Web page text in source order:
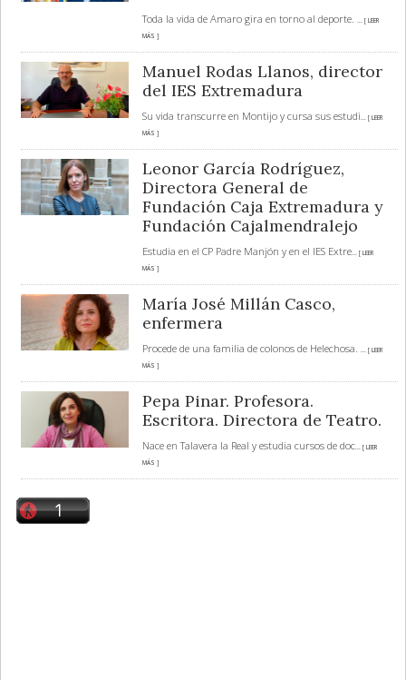
Toda la vida de Amaro gira en torno al deporte. ... [ LEER
MÁS ]
Manuel Rodas Llanos, director
del IES Extremadura
Su vida transcurre en Montijo y cursa sus estudi... [ LEER
MÁS ]
Leonor García Rodríguez,
Directora General de
Fundación Caja Extremadura y
Fundación Cajalmendralejo
Estudia en el CP Padre Manjón y en el IES Extre... [ LEER
MÁS ]
María José Millán Casco,
enfermera
Procede de una familia de colonos de Helechosa. ... [ LEER
MÁS ]
Pepa Pinar. Profesora.
Escritora. Directora de Teatro.
Nace en Talavera la Real y estudia cursos de doc... [ LEER
MÁS ]